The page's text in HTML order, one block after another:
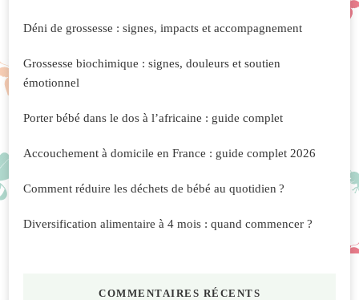
Déni de grossesse : signes, impacts et accompagnement
Grossesse biochimique : signes, douleurs et soutien
émotionnel
Porter bébé dans le dos à l’africaine : guide complet
Accouchement à domicile en France : guide complet 2026
Comment réduire les déchets de bébé au quotidien ?
Diversification alimentaire à 4 mois : quand commencer ?
COMMENTAIRES RÉCENTS